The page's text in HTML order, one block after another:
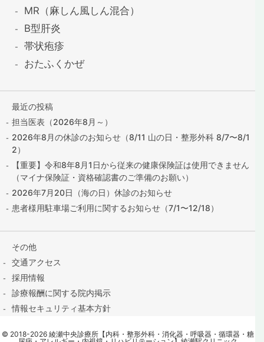
MR（麻しん風しん混合）
B型肝炎
帯状疱疹
おたふくかぜ
最近の投稿
担当医表（2026年8月～）
2026年8月の休診のお知らせ（8/11 山の日・整形外科 8/7〜8/1
2）
【重要】令和8年8月1日から従来の健康保険証は使用できません
（マイナ保険証・資格確認書のご準備のお願い）
2026年7月20日（海の日）休診のお知らせ
患者様用駐車場ご利用に関するお知らせ（7/1〜12/18）
その他
交通アクセス
採用情報
診療報酬に関する院内掲示
情報セキュリティ基本方針
contact@ayase-med.com
© 2018-2026 綾瀬中央診療所【内科・整形外科・消化器・呼吸器・循環器・糖